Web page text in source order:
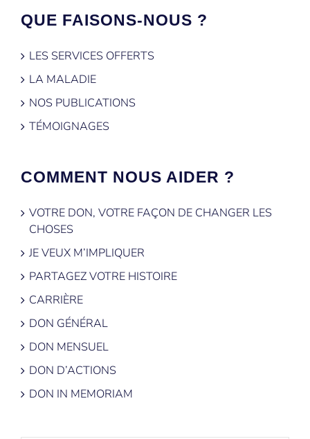
QUE FAISONS-NOUS ?
LES SERVICES OFFERTS
LA MALADIE
NOS PUBLICATIONS
TÉMOIGNAGES
COMMENT NOUS AIDER ?
VOTRE DON, VOTRE FAÇON DE CHANGER LES
CHOSES
JE VEUX M’IMPLIQUER
PARTAGEZ VOTRE HISTOIRE
CARRIÈRE
DON GÉNÉRAL
DON MENSUEL
DON D’ACTIONS
DON IN MEMORIAM